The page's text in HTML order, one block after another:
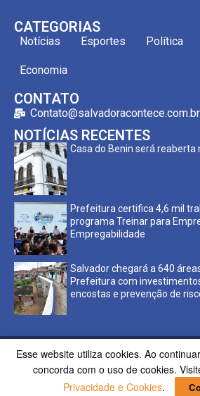
CATEGORIAS
Notícias Esportes Política
Economia
CONTATO
Contato@salvadoracontece.com.br
NOTÍCIAS RECENTES
Casa do Benin será
Prefeitura certifica 4,6 mil
programa Treinar para
Empregabilidade
Salvador chegará a 640
Prefeitura com
encostas e prevenção de
Copyright ©2023 Salvador
reservados | Desenvolvido por
Esse website utiliza cookies. Ao
concorda com o uso de cookies.
Privacidade e Cookies.